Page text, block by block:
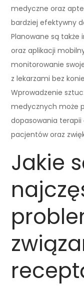
medyczne oraz
bardziej efektywny
Planowane są
oraz aplikacji
monitorowanie
z lekarzami bez
Wprowadzenie
medycznych może
dopasowania
pacjentów oraz
Jakie